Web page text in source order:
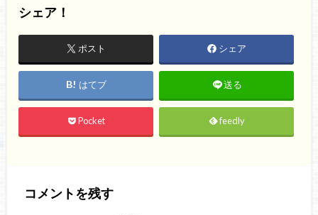
シェア！
ポスト シェア
はてブ 送る
Pocket feedly
コメントを残す